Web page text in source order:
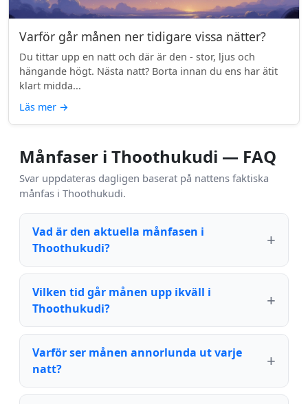
Varför går månen ner tidigare vissa nätter?
Du tittar upp en natt och där är den - stor, ljus och
hängande högt. Nästa natt? Borta innan du ens har ätit
klart midda...
Läs mer →
Månfaser i Thoothukudi — FAQ
Svar uppdateras dagligen baserat på nattens faktiska
månfas i Thoothukudi.
Vad är den aktuella månfasen i
Thoothukudi?
Vilken tid går månen upp ikväll i
Thoothukudi?
Varför ser månen annorlunda ut varje
natt?